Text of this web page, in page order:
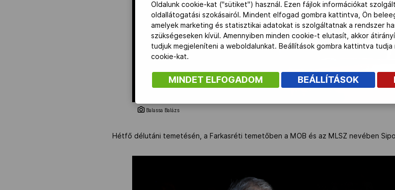
Balassa Balázs
Hétfő délutáni temetésén, a Farkasréti temetőben a MOB és az MLSZ nevében
Oldalunk cookie-kat ("sütiket") használ. Ezen fájlok információkat
oldallátogatási szokásairól. Mindent elfogad gombra kattintva, Ön
amelyek marketing és statisztikai adatokat is szolgáltatnak a rendszer
szükségeseken kívül. Amennyiben minden cookie-t elutasít, akkor
tudjuk megjeleníteni a weboldalunkat. Beállítások gombra kattintva
cookie-kat.
MINDET ELFOGADOM BEÁLLÍTÁSOK